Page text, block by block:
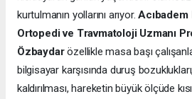
kurtulmanın yollarını arıyor.Acıbadem
Ortopedi ve Travmatoloji Uzmanı
Özbaydarözellikle masa başı
bilgisayar karşısında duruş
kaldırılması, hareketin büyük ölçüde